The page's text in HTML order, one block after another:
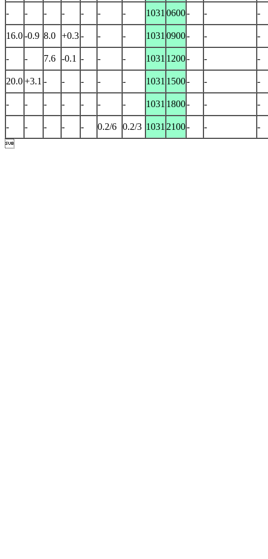
- - - - - - - 1031 0600- - -
16.0-0.9 8.0 +0.3- - - 1031 0900- - -
- - 7.6 -0.1 - - - 1031 1200- - -
20.0+3.1 - - - - - 1031 1500- - -
- - - - - - - 1031 1800- - -
- - - - - 0.2/6 0.2/3 1031 2100- -
-
